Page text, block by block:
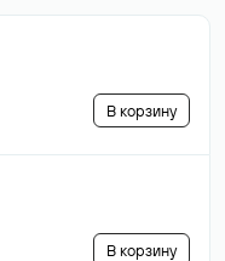
В корзину
В корзину